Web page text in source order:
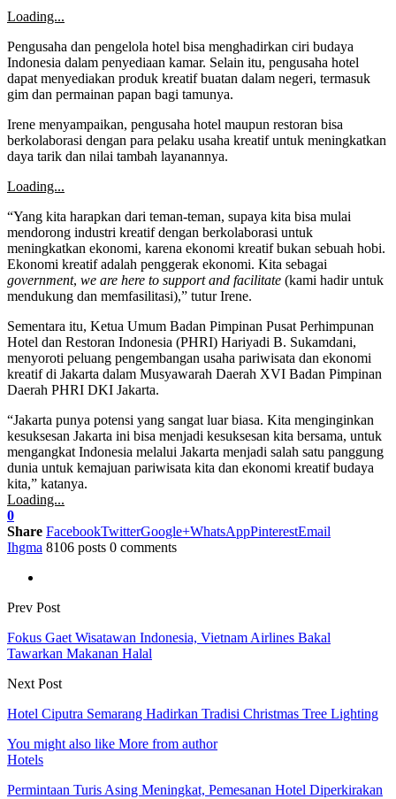
Loading...
Pengusaha dan pengelola hotel bisa menghadirkan ciri budaya
Indonesia dalam penyediaan kamar. Selain itu, pengusaha hotel
dapat menyediakan produk kreatif buatan dalam negeri, termasuk
gim dan permainan papan bagi tamunya.
Irene menyampaikan, pengusaha hotel maupun restoran bisa
berkolaborasi dengan para pelaku usaha kreatif untuk meningkatkan
daya tarik dan nilai tambah layanannya.
Loading...
“Yang kita harapkan dari teman-teman, supaya kita bisa mulai
mendorong industri kreatif dengan berkolaborasi untuk
meningkatkan ekonomi, karena ekonomi kreatif bukan sebuah hobi.
Ekonomi kreatif adalah penggerak ekonomi. Kita sebagai
government, we are here to support and facilitate (kami hadir untuk
mendukung dan memfasilitasi),” tutur Irene.
Sementara itu, Ketua Umum Badan Pimpinan Pusat Perhimpunan
Hotel dan Restoran Indonesia (PHRI) Hariyadi B. Sukamdani​​​​​​​,
menyoroti peluang pengembangan usaha pariwisata dan ekonomi
kreatif di Jakarta dalam Musyawarah Daerah XVI Badan Pimpinan
Daerah PHRI DKI Jakarta.
“Jakarta punya potensi yang sangat luar biasa. Kita menginginkan
kesuksesan Jakarta ini bisa menjadi kesuksesan kita bersama, untuk
mengangkat Indonesia melalui Jakarta menjadi salah satu panggung
dunia untuk kemajuan pariwisata kita dan ekonomi kreatif budaya
kita,” katanya.
Loading...
0
Share FacebookTwitterGoogle+WhatsAppPinterestEmail
Ihgma 8106 posts 0 comments
Prev Post
Fokus Gaet Wisatawan Indonesia, Vietnam Airlines Bakal
Tawarkan Makanan Halal
Next Post
Hotel Ciputra Semarang Hadirkan Tradisi Christmas Tree Lighting
You might also like More from author
Hotels
Permintaan Turis Asing Meningkat, Pemesanan Hotel Diperkirakan